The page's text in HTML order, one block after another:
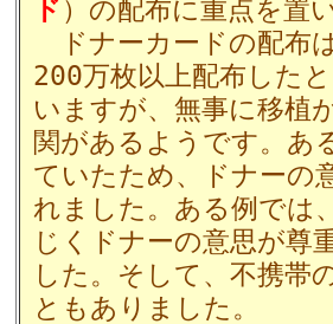
ド ）の配布に重点を置
ドナーカードの配布
200万枚以上配布した
いますが、無事に移植
関があるようです。あ
ていたため、ドナーの
れました。ある例では
じくドナーの意思が尊
した。そして、不携帯
ともありました。